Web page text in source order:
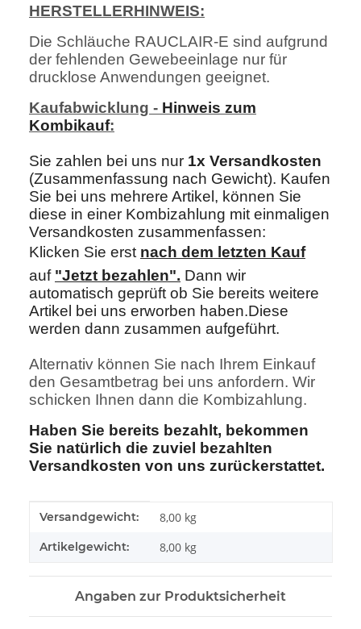
HERSTELLERHINWEIS:
Die Schläuche RAUCLAIR-E sind aufgrund
der fehlenden Gewebeeinlage nur für
drucklose Anwendungen geeignet.
Kaufabwicklung - Hinweis zum
Kombikauf:
Sie zahlen bei uns nur 1x Versandkosten
(Zusammenfassung nach Gewicht). Kaufen
Sie bei uns mehrere Artikel, können Sie
diese in einer Kombizahlung mit einmaligen
Versandkosten zusammenfassen:
Klicken Sie erst nach dem letzten Kauf
auf "Jetzt bezahlen". Dann wir
automatisch geprüft ob Sie bereits weitere
Artikel bei uns erworben haben.Diese
werden dann zusammen aufgeführt.
Alternativ können Sie nach Ihrem Einkauf
den Gesamtbetrag bei uns anfordern. Wir
schicken Ihnen dann die Kombizahlung.
Haben Sie bereits bezahlt, bekommen
Sie natürlich die zuviel bezahlten
Versandkosten von uns zurückerstattet.
Produkteigenschaft
Wert
Versandgewicht: 8,00 kg
Artikelgewicht: 8,00 kg
Angaben zur Produktsicherheit